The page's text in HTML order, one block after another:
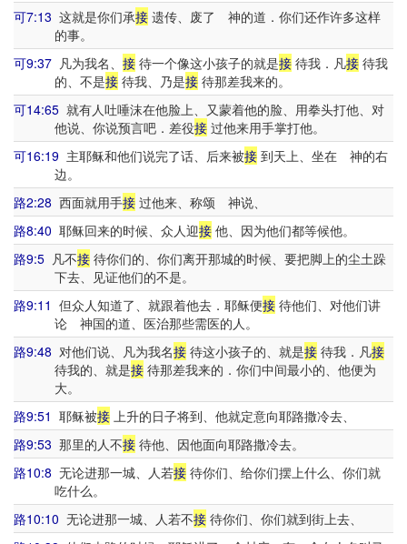
可7:13 这就是你们承接 遗传、废了 神的道．你们还作许多这样
的事。
可9:37 凡为我名、 接 待一个像这小孩子的就是接 待我．凡接 待我
的、不是接待我、乃是接待那差我来的。
可14:65 就有人吐唾沫在他脸上、又蒙着他的脸、用拳头打他、对
他说、你说预言吧．差役接过他来用手掌打他。
可16:19 主耶稣和他们说完了话、后来被接 到天上、坐在 神的右
边。
路2:28 西面就用手接 过他来、称颂 神说、
路8:40 耶稣回来的时候、众人迎接 他、因为他们都等候他。
路9:5 凡不接 待你们的、你们离开那城的时候、要把脚上的尘土跺
下去、见证他们的不是。
路9:11 但众人知道了、就跟着他去．耶稣便接 待他们、对他们讲
论 神国的道、医治那些需医的人。
路9:48 对他们说、凡为我名接 待这小孩子的、就是接 待我．凡接
待我的、就是接待那差我来的．你们中间最小的、他便为
大。
路9:51 耶稣被接 上升的日子将到、他就定意向耶路撒冷去、
路9:53 那里的人不接 待他、因他面向耶路撒冷去。
路10:8 无论进那一城、人若接 待你们、给你们摆上什么、你们就
吃什么。
路10:10 无论进那一城、人若不接 待你们、你们就到街上去、